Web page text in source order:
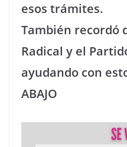
esos trámites.
También recordó
Radical y el
ayudando con
ABAJO